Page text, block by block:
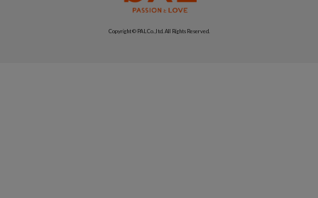
Copyright © PAL Co.,ltd. All Rights Reserved.